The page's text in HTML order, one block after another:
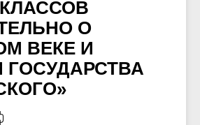
КЛАССОВ
О
ВЕКЕ И
ГОСУДАРСТВА